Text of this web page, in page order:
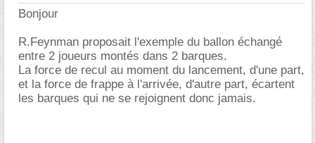
Bonjour
R.Feynman proposait l'exemple du ballon échangé
entre 2 joueurs montés dans 2 barques.
La force de recul au moment du lancement, d'une part,
et la force de frappe à l'arrivée, d'autre part, écartent
les barques qui ne se rejoignent donc jamais.